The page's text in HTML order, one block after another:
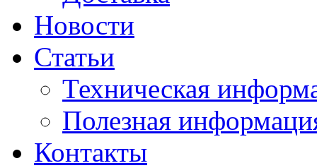
Новости
Статьи
Техническая
Полезная
Контакты